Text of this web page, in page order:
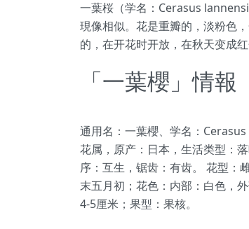
一葉桜（学名：Cerasus
現像相似。花是重瓣的，淡粉色
的，在开花时开放，在秋天变成
「一葉櫻」情報
通用名：一葉櫻、学名：
花属，原产：日本，生活类型：
序：互生，锯齿：有齿。 花型：
末五月初；花色：内部：白色，
4-5厘米；果型：果核。